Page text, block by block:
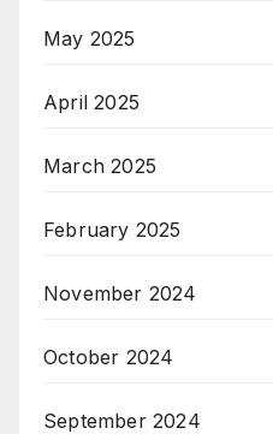
May 2025
April 2025
March 2025
February 2025
November 2024
October 2024
September 2024